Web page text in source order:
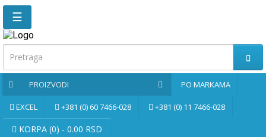
Glavna
Kontaktirajte
nas
Po
markama
☰
PROIZVODI PO MARKAMA
EXCEL +381 (0) 60 7466-028 +381 (0) 11 7466-028
KORPA (0) - 0.00 RSD